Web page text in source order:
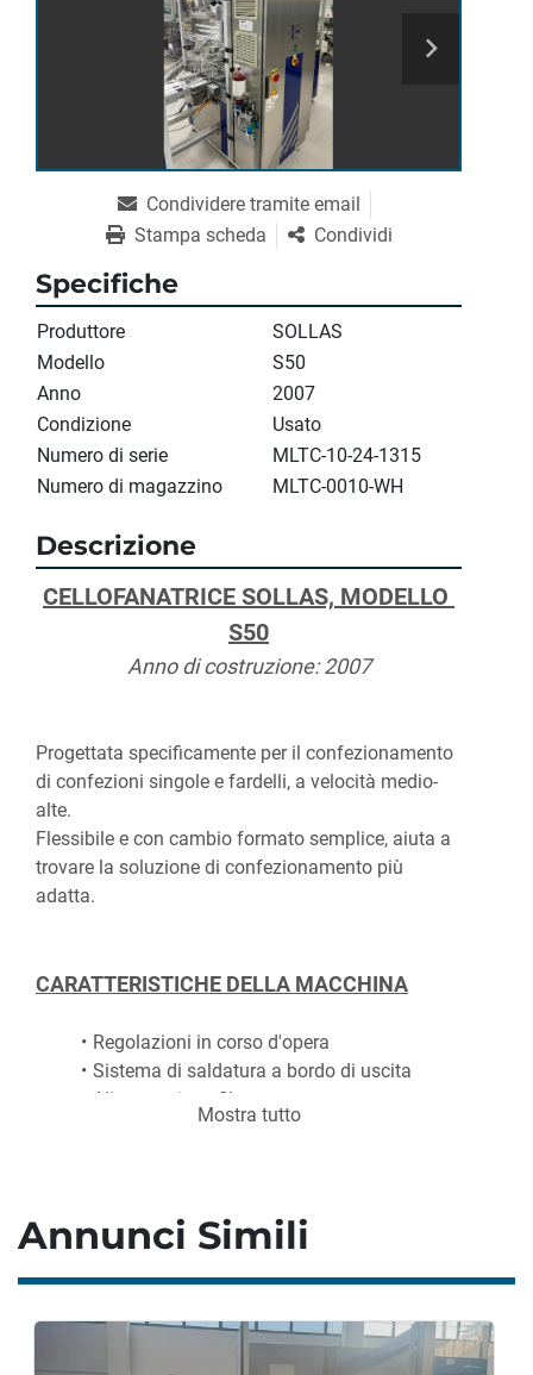
Condividere tramite email
Stampa scheda
Condividi
Specifiche
Produttore
SOLLAS
Modello
S50
Anno
2007
Condizione
Usato
Numero di serie
MLTC-10-24-1315
Numero di magazzino
MLTC-0010-WH
Descrizione
CELLOFANATRICE SOLLAS, MODELLO
S50
Anno di costruzione: 2007
Progettata specificamente per il confezionamento
di confezioni singole e fardelli, a velocità medio-
alte.
Flessibile e con cambio formato semplice, aiuta a
trovare la soluzione di confezionamento più
adatta.
CARATTERISTICHE DELLA MACCHINA
Regolazioni in corso d'opera
Sistema di saldatura a bordo di uscita
Alimentazione film sottovuoto
servocontrollata
Componenti di ricambio a basso costo
: 50 pezzi/minuto (max)
Mostra tutto
Annunci Simili